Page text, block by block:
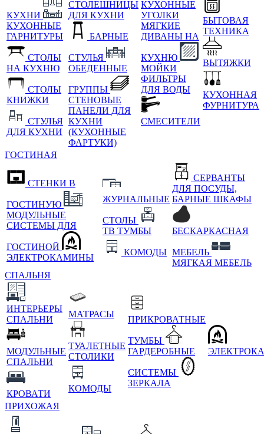
КУХНИ
КУХОННЫЕ
ГАРНИТУРЫ
СТОЛЫ
НА КУХНЮ
СТОЛЫ
КНИЖКИ
СТУЛЬЯ
ДЛЯ КУХНИ
СТОЛЕШНИЦЫ
ДЛЯ КУХНИ
БАРНЫЕ
СТУЛЬЯ
ОБЕДЕННЫЕ
ГРУППЫ
СТЕНОВЫЕ
ПАНЕЛИ ДЛЯ
КУХНИ
(КУХОННЫЕ
ФАРТУКИ)
КУХОННЫЕ
УГОЛКИ
МЯГКИЕ
ДИВАНЫ НА
КУХНЮ
МОЙКИ
ФИЛЬТРЫ
ДЛЯ ВОДЫ
СМЕСИТЕЛИ
БЫТОВАЯ
ТЕХНИКА
ВЫТЯЖКИ
КУХОННАЯ
ФУРНИТУРА
ГОСТИНАЯ
СТЕНКИ В
ГОСТИНУЮ
МОДУЛЬНЫЕ
СИСТЕМЫ ДЛЯ
ГОСТИНОЙ
ЭЛЕКТРОКАМИНЫ
ЖУРНАЛЬНЫЕ
СТОЛЫ
ТВ ТУМБЫ
КОМОДЫ
СЕРВАНТЫ
ДЛЯ ПОСУДЫ,
БАРНЫЕ ШКАФЫ
БЕСКАРКАСНАЯ
МЕБЕЛЬ
МЯГКАЯ МЕБЕЛЬ
СПАЛЬНЯ
ИНТЕРЬЕРЫ
СПАЛЬНИ
МОДУЛЬНЫЕ
СПАЛЬНИ
КРОВАТИ
МАТРАСЫ
ТУАЛЕТНЫЕ
СТОЛИКИ
КОМОДЫ
ПРИКРОВАТНЫЕ
ТУМБЫ
ГАРДЕРОБНЫЕ
СИСТЕМЫ
ЗЕРКАЛА
ПРИХОЖАЯ